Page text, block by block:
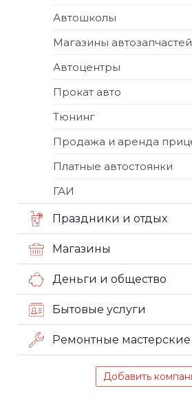
Автошколы
Магазины автозапчастей
Автоцентры
Прокат авто
Тюнинг
Продажа и аренда
Платные автостоянки
ГАИ
Праздники и отдых
Магазины
Деньги и общество
Бытовые услуги
Ремонтные мастерские
Добавить